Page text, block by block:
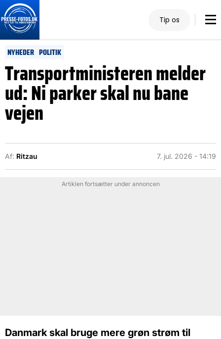
Tip os
NYHEDER POLITIK
Transportministeren melder
ud: Ni parker skal nu bane
vejen
Af: Ritzau 7. jul. 2026 - 14:19
Artiklen fortsætter under annoncen
Danmark skal bruge mere grøn strøm til